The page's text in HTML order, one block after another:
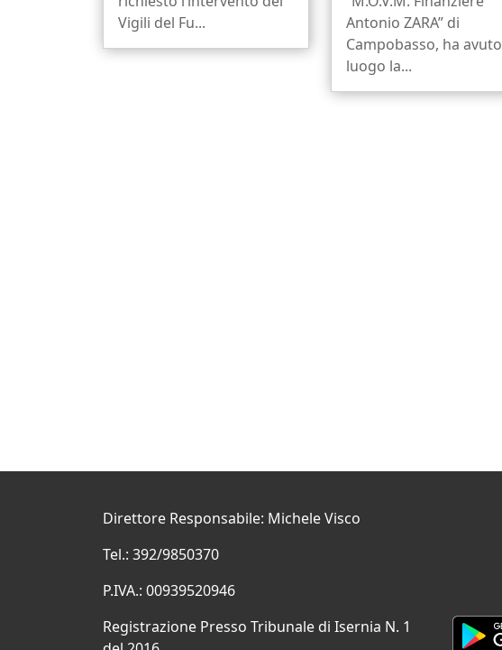
Vigili del Fu...
Antonio ZARA” di
Campobasso, ha avuto
luogo la...
Direttore Responsabile: Michele Visco
Tel.: 392/9850370
P.IVA.: 00939520946
Registrazione Presso Tribunale di Isernia N. 1